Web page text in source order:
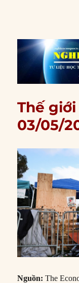
Thế
03/05/
Nguồn: The